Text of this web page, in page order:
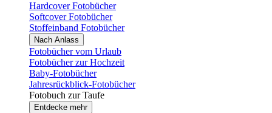
Hardcover Fotobücher
Softcover Fotobücher
Stoffeinband Fotobücher
Nach Anlass
Fotobücher vom Urlaub
Fotobücher zur Hochzeit
Baby-Fotobücher
Jahresrückblick-Fotobücher
Fotobuch zur Taufe
Entdecke mehr